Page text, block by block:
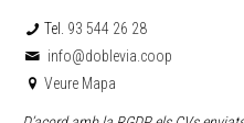
Tel. 93 544 26 28
info@doblevia.coop
Veure Mapa